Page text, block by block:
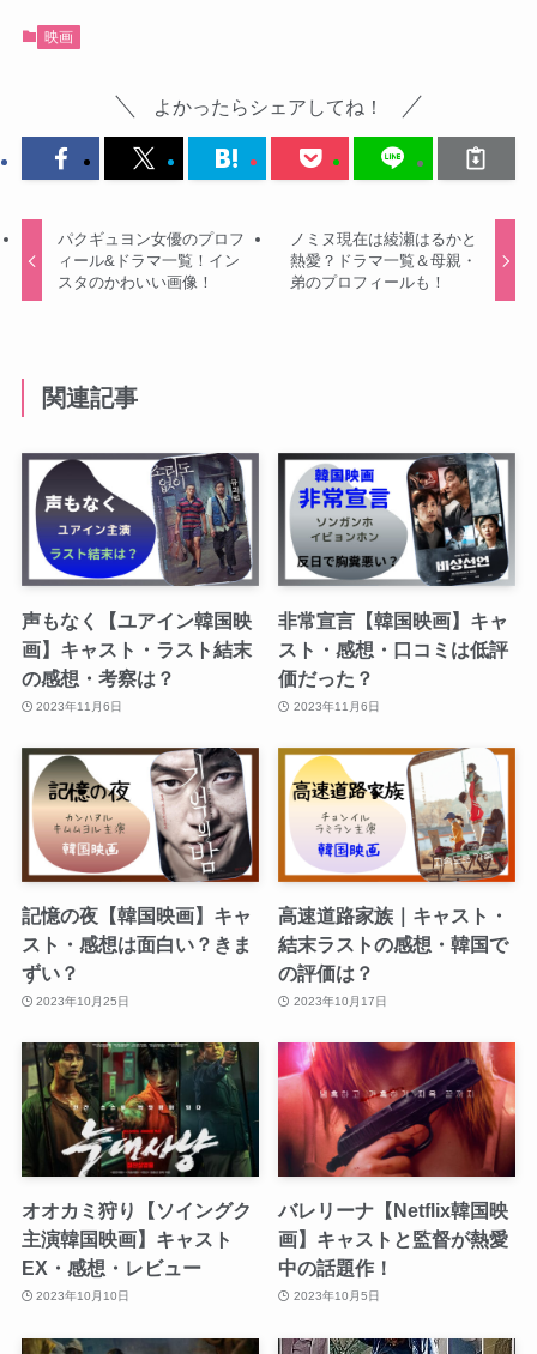
映画
よかったらシェアしてね！
パクギュヨン女優のプロフ
ィール&ドラマ一覧！イン
スタのかわいい画像！
ノミヌ現在は綾瀬はるかと
熱愛？ドラマ一覧＆母親・
弟のプロフィールも！
関連記事
声もなく【ユアイン韓国映
画】キャスト・ラスト結末
の感想・考察は？
2023年11月6日
非常宣言【韓国映画】キャ
スト・感想・口コミは低評
価だった？
2023年11月6日
記憶の夜【韓国映画】キャ
スト・感想は面白い？きま
ずい？
2023年10月25日
高速道路家族｜キャスト・
結末ラストの感想・韓国で
の評価は？
2023年10月17日
オオカミ狩り【ソイングク
主演韓国映画】キャスト
EX・感想・レビュー
2023年10月10日
バレリーナ【Netflix韓国映
画】キャストと監督が熱愛
中の話題作！
2023年10月5日